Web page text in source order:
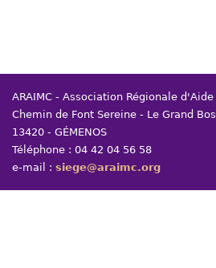
ARAIMC - Association Régionale
Chemin de Font Sereine - Le Grand
13420 - GÉMENOS
Téléphone : 04 42 04 56 58
e-mail : siege@araimc.org